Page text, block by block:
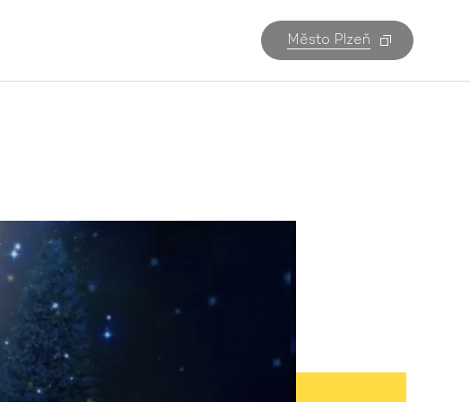
Město Plzeň